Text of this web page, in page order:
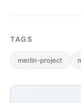
TAGS
merlin-project